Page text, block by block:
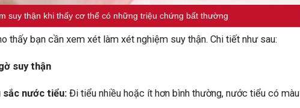
suy thận khi thấy cơ thể có những triệu chứng bất thường
thấy bạn cần xem xét làm xét nghiệm suy thận. Chi tiết như sau:
suy thận
sắc nước tiểu: Đi tiểu nhiều hoặc ít hơn bình thường, nước tiểu có màu